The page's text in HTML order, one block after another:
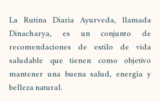
La Rutina Diaria Ayurveda, llamada
Dinacharya, es un conjunto de
recomendaciones de estilo de vida
saludable que tienen como objetivo
mantener una buena salud, energía y
belleza natural.